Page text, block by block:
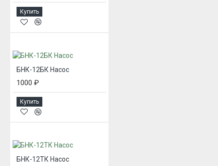
Купить
БНК-12БК Насос
1000 ₽
Купить
БНК-12ТК Насос